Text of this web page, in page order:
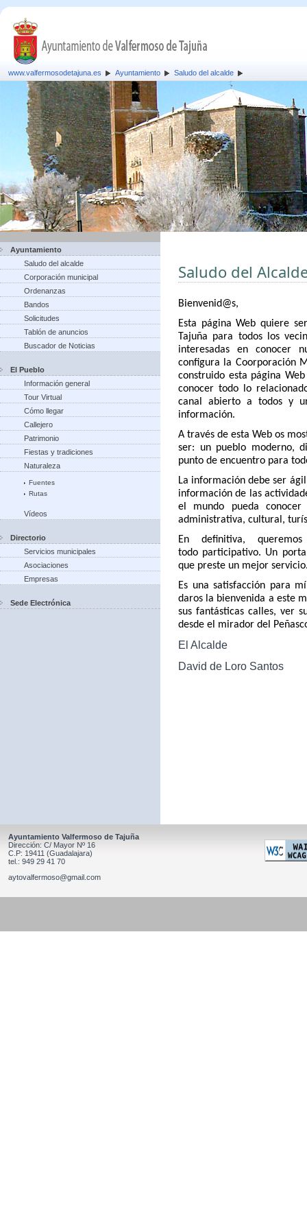
www.valfermosodetajuna.es Ayuntamiento Saludo del alcalde
Ayuntamiento
Saludo del alcalde
Corporación municipal
Ordenanzas
Bandos
Solicitudes
Tablón de anuncios
Buscador de Noticias
El Pueblo
Información general
Tour Virtual
Cómo llegar
Callejero
Patrimonio
Fiestas y tradiciones
Naturaleza
Fuentes
Rutas
Vídeos
Directorio
Servicios municipales
Asociaciones
Empresas
Sede Electrónica
Saludo del
Bienvenid@s,
Esta página Web quiere
Tajuña para todos los
interesadas en conocer
configura la Coorporación
construido esta página
conocer todo lo
canal abierto a todos y
información.
A través de esta Web os
ser: un pueblo moderno,
punto de encuentro para
La información debe ser
información de las
el mundo pueda
administrativa, cultural,
En definitiva,
todo participativo. Un
que preste un mejor
Es una satisfacción para
daros la bienvenida a este
sus fantásticas calles, ver
desde el mirador del
El Alcalde
David de Loro Santos
Ayuntamiento Valfermoso de Tajuña
Dirección: C/ Mayor Nº 16
C.P: 19411 (Guadalajara)
tel.: 949 29 41 70
aytovalfermoso@gmail.com